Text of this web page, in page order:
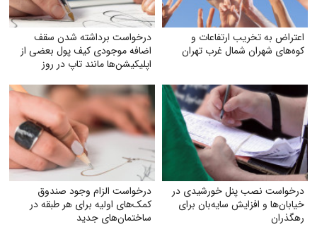
اعتراض به تخریب ارتفاعات و
کوه‌های شهران شمال غرب تهران
درخواست برداشته شدن سقف
اضافه‌ موجودی کیف پول بعضی از
اپلیکیشن‌ها مانند تاپ در روز
درخواست نصب پنل خورشیدی در
خیابان‌ها و افزایش سایه‌بان برای
رهگذران
درخواست الزام وجود صندوق
کمک‌های اولیه برای هر طبقه در
ساختمان‌های جدید